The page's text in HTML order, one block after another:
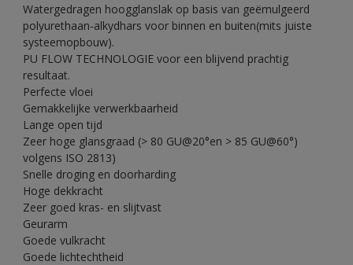
Watergedragen hoogglanslak op basis van geëmulgeerd
polyurethaan-alkydhars voor binnen en buiten(mits juiste
systeemopbouw).
PU FLOW TECHNOLOGIE voor een blijvend prachtig
resultaat.
Perfecte vloei
Gemakkelijke verwerkbaarheid
Lange open tijd
Zeer hoge glansgraad (> 80 GU@20°en > 85 GU@60°)
volgens ISO 2813)
Snelle droging en doorharding
Hoge dekkracht
Zeer goed kras- en slijtvast
Geurarm
Goede vulkracht
Goede lichtechtheid